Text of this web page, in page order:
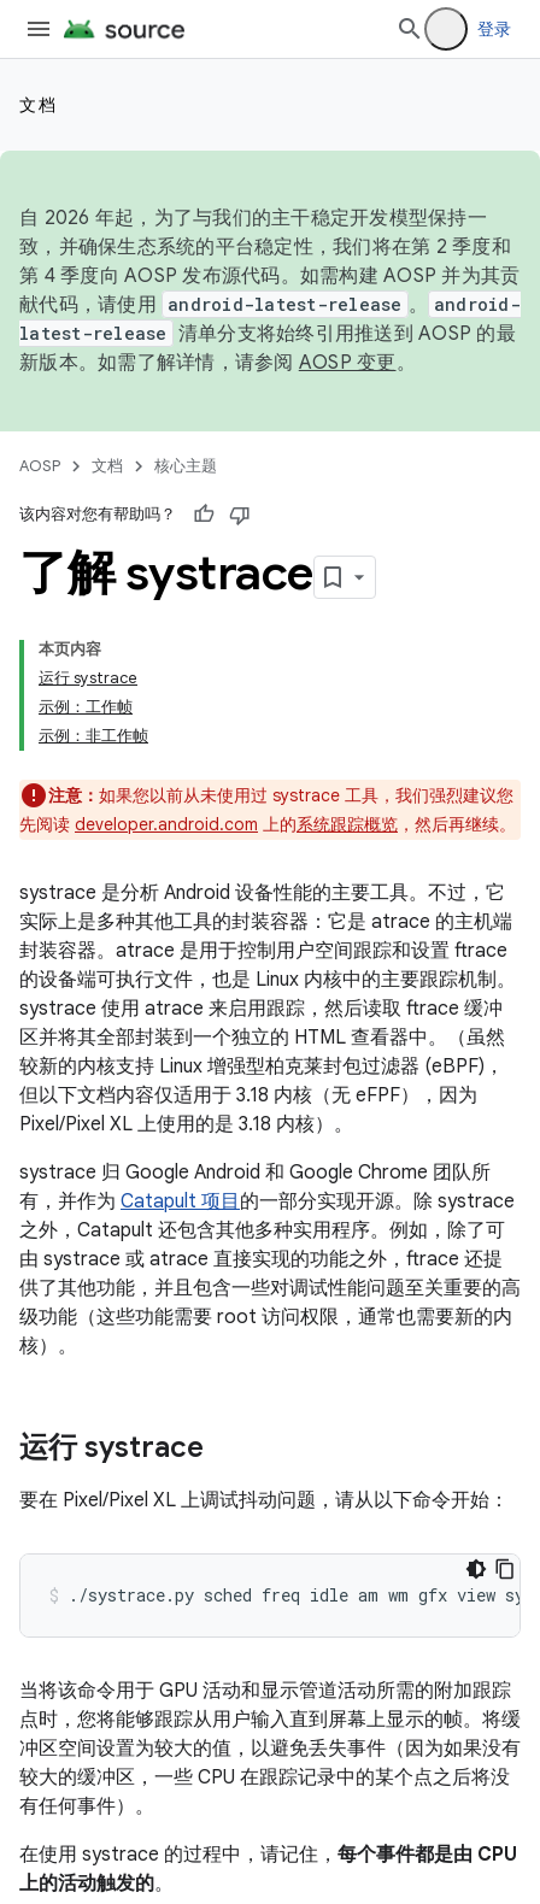
登录
文档
自 2026 年起，为了与我们的主干稳定开发模型保持一
致，并确保生态系统的平台稳定性，我们将在第 2 季度和
第 4 季度向 AOSP 发布源代码。如需构建 AOSP 并为其贡
献代码，请使用 android-latest-release 。
android-
latest-release 清单分支将始终引用推送到 AOSP 的最
新版本。如需了解详情，请参阅 AOSP 变更。
AOSP 文档 核心主题
该内容对您有帮助吗？
了解 systrace
本页内容
运行 systrace
示例：工作帧
示例：非工作帧
注意： 如果您以前从未使用过 systrace 工具，我们强烈建议您
先阅读 developer.android.com 上的系统跟踪概览 ，然后再继续。
systrace 是分析 Android 设备性能的主要工具。不过，它
实际上是多种其他工具的封装容器：它是 atrace 的主机端
封装容器。atrace 是用于控制用户空间跟踪和设置 ftrace
的设备端可执行文件，也是 Linux 内核中的主要跟踪机制。
systrace 使用 atrace 来启用跟踪，然后读取 ftrace 缓冲
区并将其全部封装到一个独立的 HTML 查看器中。
（虽然
较新的内核支持 Linux 增强型柏克莱封包过滤器 (eBPF)，
但以下文档内容仅适用于 3.18 内核（无 eFPF），因为
Pixel/Pixel XL 上使用的是 3.18 内核）。
systrace 归 Google Android 和 Google Chrome 团队所
有，并作为 Catapult 项目 的一部分实现开源。除 systrace
之外，Catapult 还包含其他多种实用程序。例如，除了可
由 systrace 或 atrace 直接实现的功能之外，ftrace 还提
供了其他功能，并且包含一些对调试性能问题至关重要的高
级功能（这些功能需要 root 访问权限，通常也需要新的内
核）。
运行 systrace
要在 Pixel/Pixel XL 上调试抖动问题，请从以下命令开始：
当将该命令用于 GPU 活动和显示管道活动所需的附加跟踪
点时，您将能够跟踪从用户输入直到屏幕上显示的帧。将缓
冲区空间设置为较大的值，以避免丢失事件（因为如果没有
较大的缓冲区，一些 CPU 在跟踪记录中的某个点之后将没
有任何事件）。
在使用 systrace 的过程中，请记住， 每个事件都是由 CPU
上的活动触发的。